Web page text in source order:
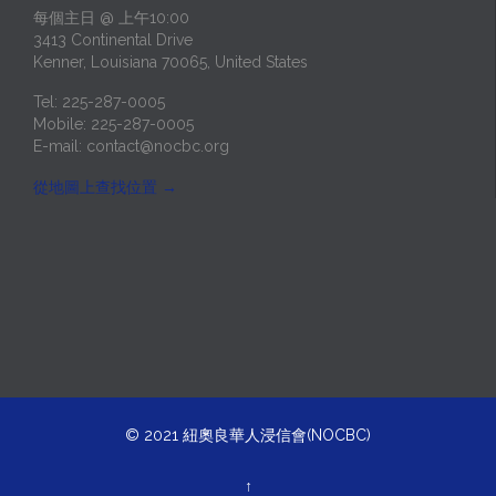
每個主日 @ 上午10:00
3413 Continental Drive
Kenner, Louisiana 70065, United States
Tel: 225-287-0005
Mobile: 225-287-0005
E-mail: contact@nocbc.org
從地圖上查找位置 →
© 2021 紐奧良華人浸信會(NOCBC)
↑